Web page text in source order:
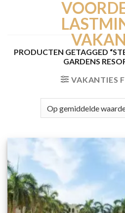
PRODUCTEN GETAGGED
GARDENS
VAKANTIES